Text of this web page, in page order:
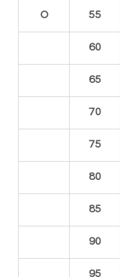
O 55
60
65
70
75
80
85
90
95